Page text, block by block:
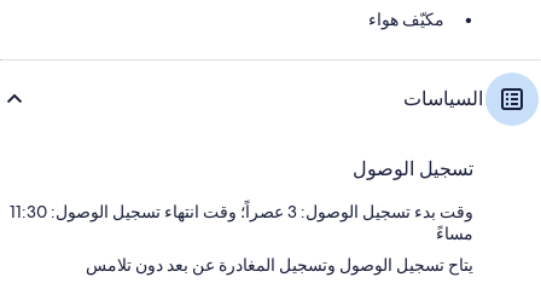
مكيّف هواء
السياسات
تسجيل الوصول
وقت بدء تسجيل الوصول: 3 عصراً؛ وقت انتهاء تسجيل الوصول: 11:30
مساءً
يتاح تسجيل الوصول وتسجيل المغادرة عن بعد دون تلامس